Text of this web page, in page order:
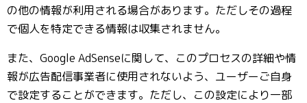
の他の情報が利用される場合があります。ただしその過程
で個人を特定できる情報は収集されません。
また、Google AdSenseに関して、このプロセスの詳細や情
報が広告配信事業者に使用されないよう、ユーザーご自身
で設定することができます。ただし、この設定により一部